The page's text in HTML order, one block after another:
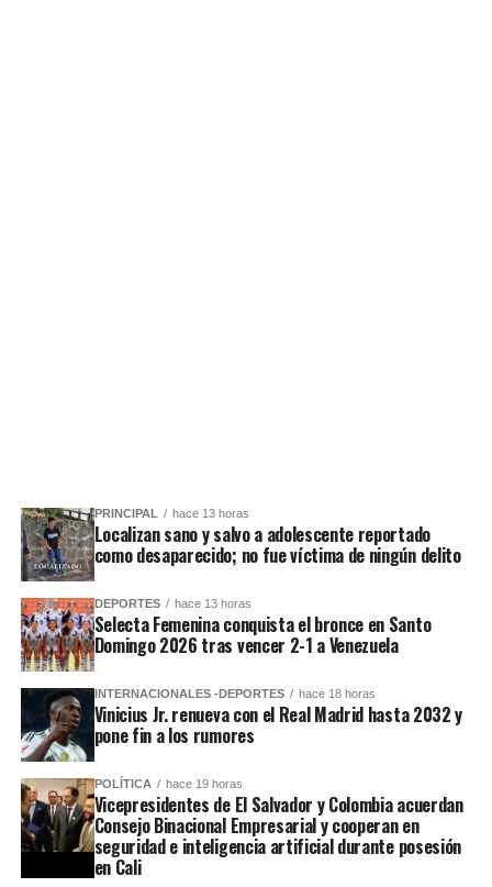
PRINCIPAL hace 13 horas
Localizan sano y salvo a adolescente reportado
como desaparecido; no fue víctima de ningún delito
DEPORTES hace 13 horas
Selecta Femenina conquista el bronce en Santo
Domingo 2026 tras vencer 2-1 a Venezuela
INTERNACIONALES -DEPORTES hace 18 horas
Vinicius Jr. renueva con el Real Madrid hasta 2032 y
pone fin a los rumores
POLÍTICA hace 19 horas
Vicepresidentes de El Salvador y Colombia acuerdan
Consejo Binacional Empresarial y cooperan en
seguridad e inteligencia artificial durante posesión
en Cali